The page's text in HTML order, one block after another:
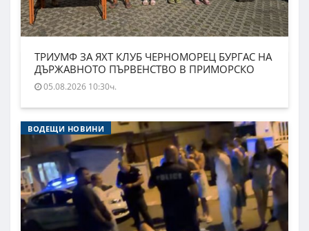
ТРИУМФ ЗА ЯХТ КЛУБ ЧЕРНОМОРЕЦ БУРГАС НА
ДЪРЖАВНОТО ПЪРВЕНСТВО В ПРИМОРСКО
05.08.2026 10:30ч.
ВОДЕЩИ НОВИНИ